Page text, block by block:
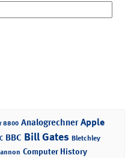
8800 Analogrechner Apple
BBC Bill Gates Bletchley
Computer History